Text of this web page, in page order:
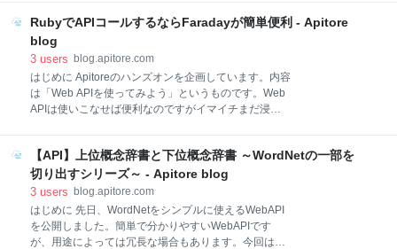
と単語のペア) 135,692 定義文 48,276
当はスマートスピーカーClovaです。 採用プロセス
LINE以外の転職活動については先日の投稿をご覧くだ
さい。 LINEはLinkedIn経由のエージェントの紹介でし
た。私はチャットもゲームもあまりやらないので、正
直なことを言うと最初はLINEに全く興味がありません
でした。しかし、エージェントから「LINEがスマート
タサイエンス・統計処理・機械学習技術を身近なもの
にする」べくApitoreを創業しています。LINEでのキャ
リ
RubyでAPIコールするならFaradayが簡単便利 - Apitore
blog
3 users blog.apitore.com
はじめに Apitoreのハンズオンを企画しています。内容
は「Web APIを使ってみよう」というものです。Web
APIは使いこなせば便利なのですがイマイチまだ浸透
RubyではWeb APIコールをやったことがなかったの
で、SDK公開がてら勉強しました。 サンプルコード
Github 環境 ruby 2.2.5p319 Faraday 0.11.0 Faraday
Middleware Windows 10 cygwin 説明 Rubyの場合は
net/httpを使うのがデファクトっぽいです。今回は
Faradayを紹介します。FaradayはTwitterやInstagram
【API】上位概念辞書と下位概念辞書 ～WordNetの一部を
切り出すシリーズ～ - Apitore blog
3 users blog.apitore.com
はじめに 先日、WordNetをシンプルに使えるWebAPI
を公開しました。簡単で分かりやすいWebAPIです
が、用途によっては冗長な場合もあります。今回は上